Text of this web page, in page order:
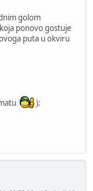
golom
ponovo gostuje
puta u okviru
):